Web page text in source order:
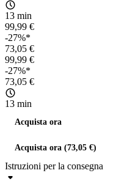
13 min
99,99 €
-27%*
73,05 €
99,99 €
-27%*
73,05 €
13 min
Acquista ora
Acquista ora (73,05 €)
Istruzioni per la consegna